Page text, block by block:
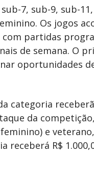
7, sub-9, sub-
Os jogos
partidas
de semana. O
oportunidades
categoria
da
e
receberá R$